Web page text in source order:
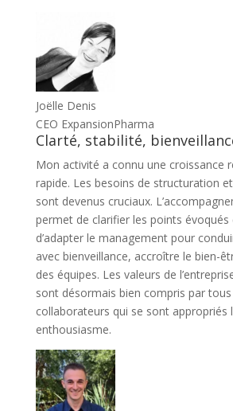
Joëlle Denis
CEO ExpansionPharma
Clarté, stabilité,
Mon activité a connu une croissance
rapide. Les besoins de structuration
sont devenus cruciaux.
permet de clarifier les points évoqués
d’adapter le management pour
avec bienveillance, accroître le bien-
des équipes. Les valeurs de
sont désormais bien compris par tous
collaborateurs qui se sont appropriés
enthousiasme.